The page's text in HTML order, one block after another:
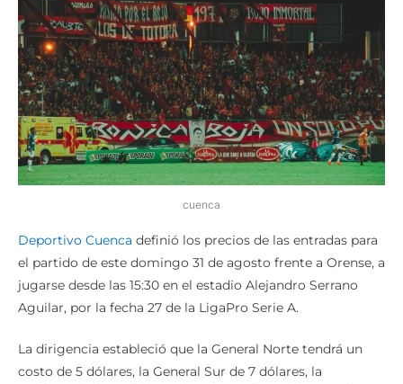
cuenca
Deportivo Cuenca definió los precios de las entradas para
el partido de este domingo 31 de agosto frente a Orense, a
jugarse desde las 15:30 en el estadio Alejandro Serrano
Aguilar, por la fecha 27 de la LigaPro Serie A.
La dirigencia estableció que la General Norte tendrá un
costo de 5 dólares, la General Sur de 7 dólares, la